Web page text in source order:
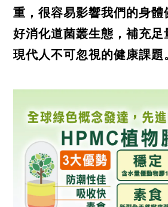
重，很容易影響我們的身
好消化道菌叢生態，補充足
現代人不可忽視的健康課題